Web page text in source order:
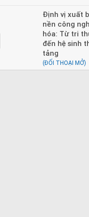
Định vị xuất
nền công
hóa: Từ tri
đến hệ sinh
tảng
(ĐỐI THOẠI MỞ)